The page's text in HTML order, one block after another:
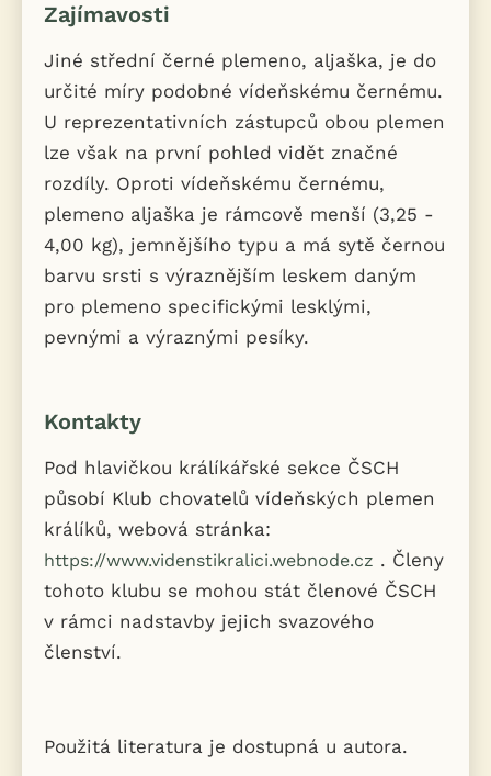
Zajímavosti
Jiné střední černé plemeno, aljaška, je do
určité míry podobné vídeňskému černému.
U reprezentativních zástupců obou plemen
lze však na první pohled vidět značné
rozdíly. Oproti vídeňskému černému,
plemeno aljaška je rámcově menší (3,25 -
4,00 kg), jemnějšího typu a má sytě černou
barvu srsti s výraznějším leskem daným
pro plemeno specifickými lesklými,
pevnými a výraznými pesíky.
Kontakty
Pod hlavičkou králíkářské sekce ČSCH
působí Klub chovatelů vídeňských plemen
králíků, webová stránka:
https://www.videnstikralici.webnode.cz . Členy
tohoto klubu se mohou stát členové ČSCH
v rámci nadstavby jejich svazového
členství.
Použitá literatura je dostupná u autora.